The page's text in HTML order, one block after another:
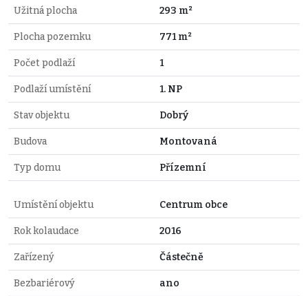
Užitná plocha 293 m²
Plocha pozemku 771 m²
Počet podlaží 1
Podlaží umístění 1. NP
Stav objektu Dobrý
Budova Montovaná
Typ domu Přízemní
Umístění objektu Centrum obce
Rok kolaudace 2016
Zařízený Částečně
Bezbariérový ano